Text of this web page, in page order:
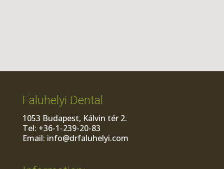
Faluhelyi Dental
1053 Budapest, Kálvin tér 2.
Tel: +36-1-239-20-83
Email: info@drfaluhelyi.com